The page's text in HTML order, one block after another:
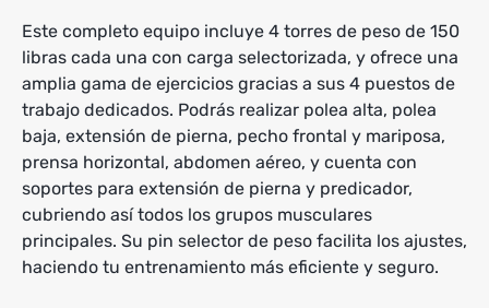
Este completo equipo incluye 4 torres de peso de 150
libras cada una con carga selectorizada, y ofrece una
amplia gama de ejercicios gracias a sus 4 puestos de
trabajo dedicados. Podrás realizar polea alta, polea
baja, extensión de pierna, pecho frontal y mariposa,
prensa horizontal, abdomen aéreo, y cuenta con
soportes para extensión de pierna y predicador,
cubriendo así todos los grupos musculares
principales. Su pin selector de peso facilita los ajustes,
haciendo tu entrenamiento más eficiente y seguro.